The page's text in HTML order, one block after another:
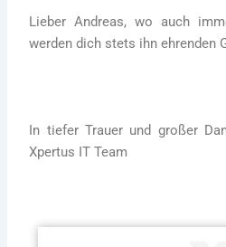
Lieber Andreas, wo auch
werden dich stets ihn ehrenden
In tiefer Trauer und großer
Xpertus IT Team